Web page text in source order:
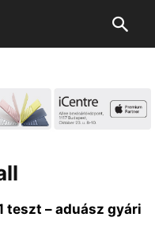
teszt – aduász gyári